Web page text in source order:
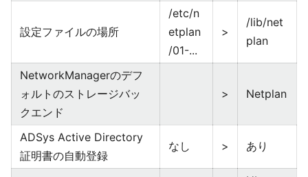
設定ファイルの場所
/etc/n
etplan
/01-...
>
/lib/net
plan
NetworkManagerのデフ
ォルトのストレージバッ
クエンド
> Netplan
ADSys Active Directory
証明書の自動登録
なし > あり